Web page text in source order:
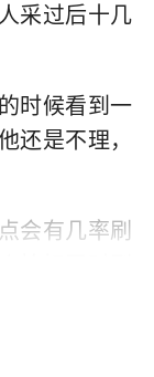
采过后十几
时候看到一
还是不理，
会有几率刷
恰好同时刷
数据……不